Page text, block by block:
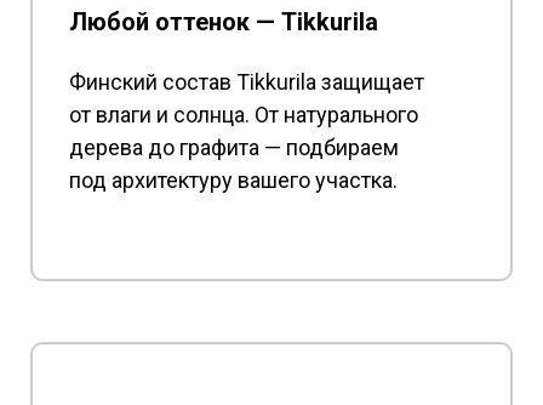
Финский состав Tikkurila защищает
от влаги и солнца. От натурального
дерева до графита — подбираем
под архитектуру вашего участка.
Любой оттенок — Tikkurila